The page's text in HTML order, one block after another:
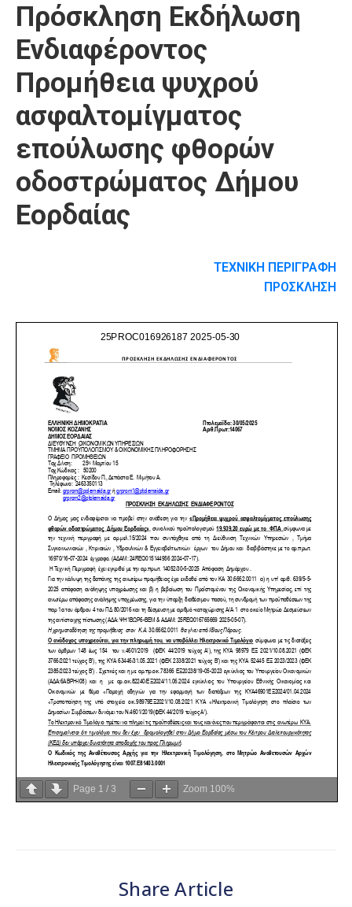
Πρόσκληση Εκδήλωση
Ενδιαφέροντος
Προμήθεια ψυχρού
ασφαλτομίγματος
επούλωσης φθορών
οδοστρώματος Δήμου
Εορδαίας
ΤΕΧΝΙΚΗ ΠΕΡΙΓΡΑΦΗ
ΠΡΟΣΚΛΗΣΗ
Page 1 / 3 Zoom 100%
Share Article